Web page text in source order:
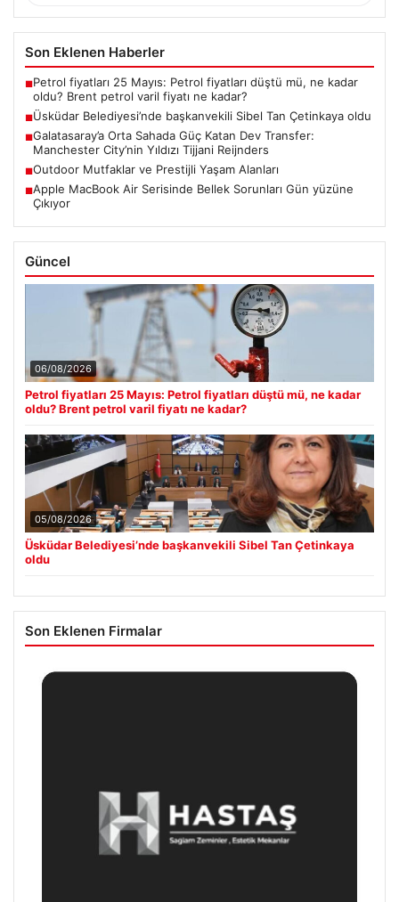
Son Eklenen Haberler
■Petrol fiyatları 25 Mayıs: Petrol fiyatları düştü mü, ne kadar
oldu? Brent petrol varil fiyatı ne kadar?
■Üsküdar Belediyesi’nde başkanvekili Sibel Tan Çetinkaya oldu
■Galatasaray’a Orta Sahada Güç Katan Dev Transfer:
Manchester City’nin Yıldızı Tijjani Reijnders
■Outdoor Mutfaklar ve Prestijli Yaşam Alanları
■Apple MacBook Air Serisinde Bellek Sorunları Gün yüzüne
Çıkıyor
Güncel
06/08/2026
Petrol fiyatları 25 Mayıs: Petrol fiyatları düştü mü, ne kadar
oldu? Brent petrol varil fiyatı ne kadar?
05/08/2026
Üsküdar Belediyesi’nde başkanvekili Sibel Tan Çetinkaya
oldu
Son Eklenen Firmalar